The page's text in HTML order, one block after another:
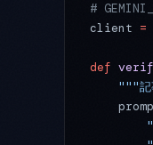
#
client =
def
"""記
"